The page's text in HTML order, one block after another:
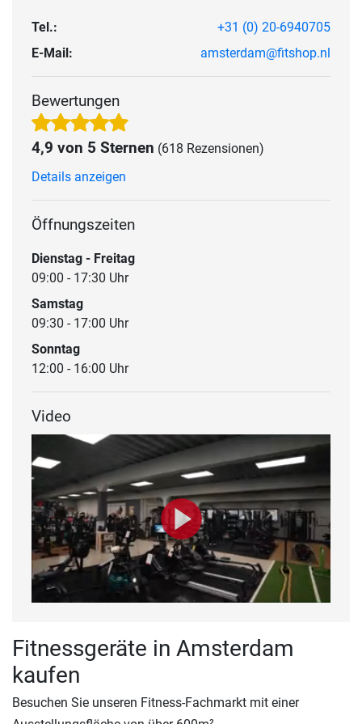
Tel.:
+31 (0) 20-6940705
E-Mail:
amsterdam@fitshop.nl
Bewertungen
4,9 von 5 Sternen (618 Rezensionen)
Details anzeigen
Öffnungszeiten
Dienstag - Freitag
09:00 - 17:30 Uhr
Samstag
09:30 - 17:00 Uhr
Sonntag
12:00 - 16:00 Uhr
Video
Fitnessgeräte in Amsterdam
kaufen
Besuchen Sie unseren Fitness-Fachmarkt mit einer